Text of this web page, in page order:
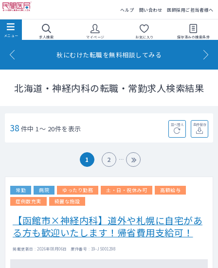
ヘルプ 問い合わせ 医師採用ご担当者様へ
求人検索 マイページ お気に入り 保存済みの検索条件
秋にむけた転職を無料相談してみる
北海道・神経内科の転職・常勤求人検索結果
38 件中 1～ 20件を表示 並べ替え 条件保存
1 2
常勤 病院 ゆったり勤務 土・日・祝休み可
高額給与
症例数充実
綺麗な施設
【函館市×神経内科】道外や札幌に自宅があ
る方も歓迎いたします！帰省費用支給可！
掲載更新日 : 2026年08月06日 案件番号 : 19-JS001298